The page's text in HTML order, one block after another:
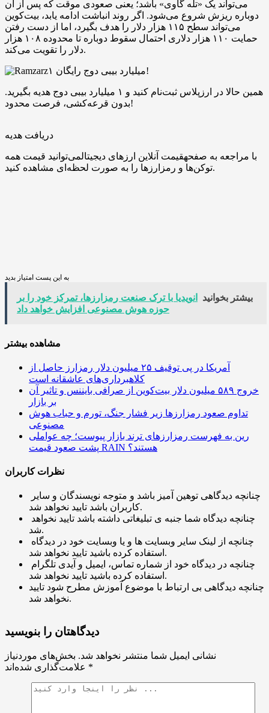
می‌تواند یک «تله گاوی» باشد؛ یعنی صعودی موقت که پس از آن
دوباره ریزش شروع می‌شود. اگر روند انباشت ادامه یابد، بیت‌کوین
می‌تواند سطح ۱۱۵ هزار دلار را هدف بگیرد، اما از دست رفتن
حمایت ۱۱۰ هزار دلاری احتمال سقوط دوباره تا محدوده ۱۰۸ هزار
دلار را تقویت می‌کند.
۱ میلیارد بیبی دوج رایگان!
همین حالا در ارزپلاس ثبت‌نام کنید و ۱ میلیارد بیبی دوج هدیه بگیرید.
بدون قرعه‌کشی، فرصت محدود!
دریافت هدیه
با مراجعه به صفحهقیمت آنلاین ارزهای دیجیتالمی‌توانید قیمت همه
توکن‌ها و رمزارزها را به صورت لحظه‌ای مشاهده کنید.
به این پست امتیاز بدید
بیشتر بخوانید
انویدیا با ترک صنعت رمزارزها، تمرکز خود را بر
حوزه هوش مصنوعی افزایش خواهد داد
مشاهده بیشتر
آمریکا در پی توقیف ۲۵ میلیون دلار رمزارز حاصل از
کلاهبرداری‌های عاشقانه است
خروج ۵۸۹ میلیون دلار بیت‌کوین از صرافی بایننس و تاثیر آن
بر بازار
تداوم صعود رمزارزها زیر فشار جنگ، تورم و حباب هوش
مصنوعی
رین به فهرست رمزارزهای ترند بازار پیوست؛ چه عواملی
پشت صعود قیمت RAIN هستند؟
نظرات کاربران
کاربران باشد تایید نخواهد شد.
شد.
استفاده کرده باشید تایید نخواهد شد.
استفاده کرده باشید تایید نخواهد شد.
چنانچه دیدگاهی بی ارتباط با موضوع آموزش مطرح شود تایید
نخواهد شد.
دیدگاهتان را بنویسید
نشانی ایمیل شما منتشر نخواهد شد. بخش‌های موردنیاز
*